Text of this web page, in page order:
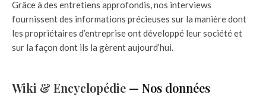
Grâce à des entretiens approfondis, nos interviews
fournissent des informations précieuses sur la manière dont
les propriétaires d’entreprise ont développé leur société et
sur la façon dont ils la gèrent aujourd’hui.
Wiki & Encyclopédie — Nos données